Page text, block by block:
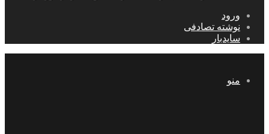
ورود
نوشته تصادفی
سایدبار
منو